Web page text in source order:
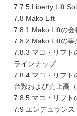
7.7.5 Liberty Lift
7.8 Mako Lift
7.8.1 Mako Liftの会
7.8.2 Mako Liftの事
7.8.3 マコ・リフト
ラインナップ
7.8.4 マコ・リフト
台数および売上高
7.8.5 マコ・リフト
7.9 エンデュランス